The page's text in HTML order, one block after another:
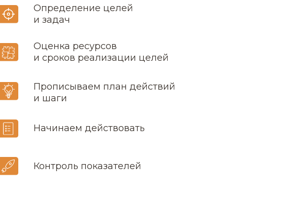
Прописываем план действий
и шаги
Начинаем действовать
Оценка ресурсов
и сроков реализации целей
Контроль показателей
Определение целей
и задач